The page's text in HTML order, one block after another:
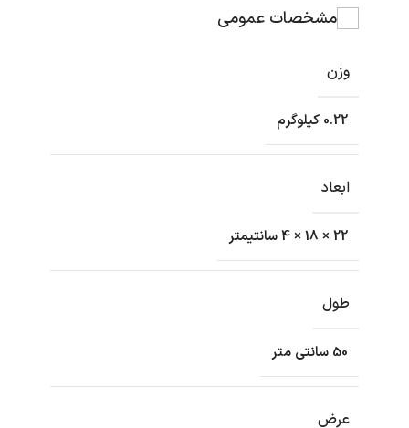
مشخصات عمومی
وزن
0.22 کیلوگرم
ابعاد
22 × 18 × 4 سانتیمتر
طول
50 سانتی متر
عرض